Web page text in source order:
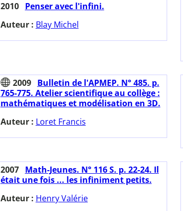
2010
Penser avec l'infini.
Auteur : Blay Michel
2009
Bulletin de l'APMEP. N° 485. p.
765-775. Atelier scientifique au collège :
mathématiques et modélisation en 3D.
Auteur : Loret Francis
2007
Math-Jeunes. N° 116 S. p. 22-24. Il
était une fois ... les infiniment petits.
Auteur : Henry Valérie